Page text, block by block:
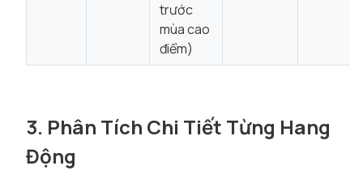
trước
mùa cao
điểm)
3. Phân Tích Chi Tiết Từng Hang
Động